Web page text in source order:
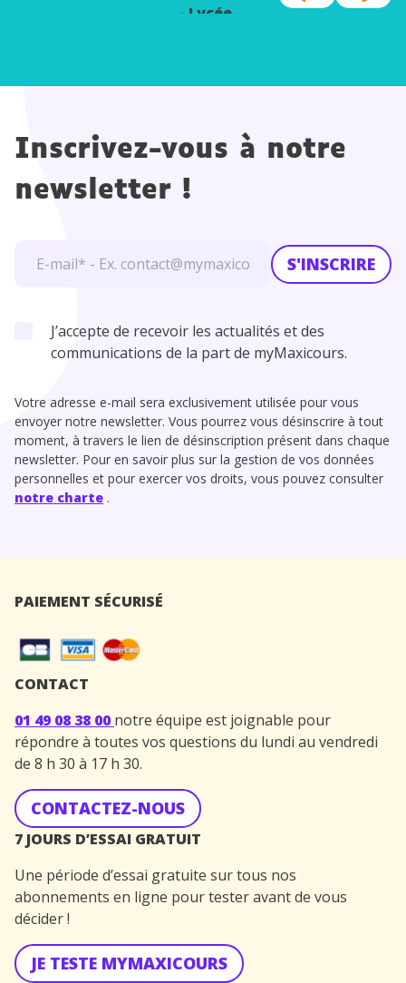
- Lycée-
Inscrivez-vous à notre
newsletter !
S'INSCRIRE
J’accepte de recevoir les actualités et des
communications de la part de myMaxicours.
Votre adresse e-mail sera exclusivement utilisée pour vous
envoyer notre newsletter. Vous pourrez vous désinscrire à tout
moment, à travers le lien de désinscription présent dans chaque
newsletter. Pour en savoir plus sur la gestion de vos données
personnelles et pour exercer vos droits, vous pouvez consulter
notre charte .
PAIEMENT SÉCURISÉ
CONTACT
01 49 08 38 00 notre équipe est joignable pour
répondre à toutes vos questions du lundi au vendredi
de 8 h 30 à 17 h 30.
CONTACTEZ-NOUS
7 JOURS D’ESSAI GRATUIT
Une période d’essai gratuite sur tous nos
abonnements en ligne pour tester avant de vous
décider !
JE TESTE MYMAXICOURS